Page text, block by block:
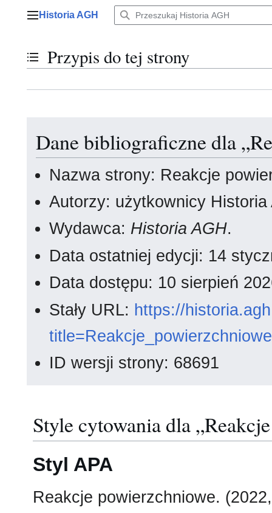
Menu główne
Historia AGH
Przełącz stan spisu treści
Przypis do tej strony
Dane bibliograficzne dla
Nazwa strony: Reakcje
Autorzy: użytkownicy Historia
Wydawca: Historia AGH.
Data ostatniej edycji: 14
Data dostępu: 10 sierpień
Stały URL: https://
ID wersji strony: 68691
Style cytowania dla
Styl APA
Reakcje powierzchniowe.